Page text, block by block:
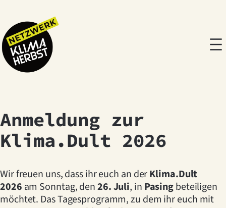
Anmeldung zur
Klima.Dult 2026
Wir freuen uns, dass ihr euch an derKlima.Dult
2026 am Sonntag, den26. Juli, in Pasingbeteiligen
möchtet. Das Tagesprogramm, zu dem ihr euch mit